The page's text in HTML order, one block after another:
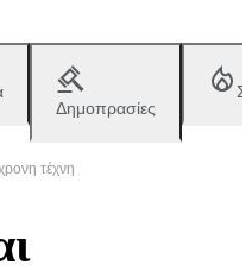
Δημοπρασίες
τέχνη